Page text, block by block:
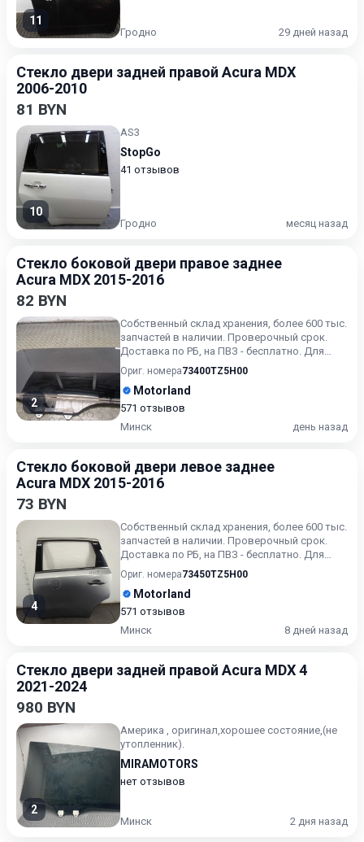
11
Гродно 29 дней назад
Стекло двери задней правой Acura MDX
2006-2010
81 BYN
10
AS3
StopGo
41 отзывов
Гродно месяц назад
Стекло боковой двери правое заднее
Acura MDX 2015-2016
82 BYN
2
Собственный склад хранения, более 600 тыс.
запчастей в наличии. Проверочный срок.
Доставка по РБ, на ПВЗ - бесплатно. Для
получения актуальн...
Ориг. номера73400TZ5H00
Motorland
571 отзывов
Минск
день назад
Стекло боковой двери левое заднее
Acura MDX 2015-2016
73 BYN
4
Собственный склад хранения, более 600 тыс.
запчастей в наличии. Проверочный срок.
Доставка по РБ, на ПВЗ - бесплатно. Для
получения актуальн...
Ориг. номера73450TZ5H00
Motorland
571 отзывов
Минск
8 дней назад
Стекло двери задней правой Acura MDX 4
2021-2024
980 BYN
2
Америка , оригинал,хорошее состояние,(не
утопленник).
MIRAMOTORS
нет отзывов
Минск 2 дня назад